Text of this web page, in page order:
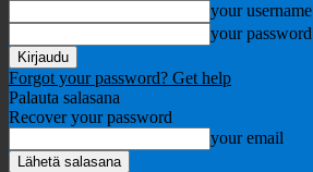
your username
your password
Forgot your password? Get help
Palauta salasana
Recover your password
your email